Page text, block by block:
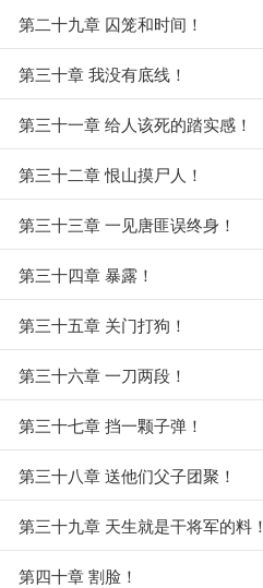
第二十九章 囚笼和时间！
第三十章 我没有底线！
第三十一章 给人该死的踏实感！
第三十二章 恨山摸尸人！
第三十三章 一见唐匪误终身！
第三十四章 暴露！
第三十五章 关门打狗！
第三十六章 一刀两段！
第三十七章 挡一颗子弹！
第三十八章 送他们父子团聚！
第三十九章 天生就是干将军的料！
第四十章 割脸！